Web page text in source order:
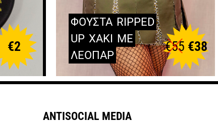
€2
ΦΟΥΣΤΑ RIPPED
UP ΧΑΚΙ ΜΕ
ΛΕΟΠΑΡ
€55 €38
ANTISOCIAL MEDIA